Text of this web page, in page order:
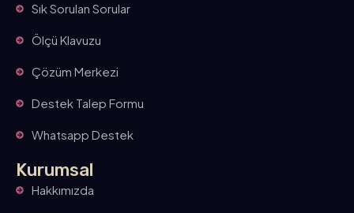
Sık Sorulan Sorular
Ölçü Klavuzu
Çözüm Merkezi
Destek Talep Formu
Whatsapp Destek
Kurumsal
Hakkımızda